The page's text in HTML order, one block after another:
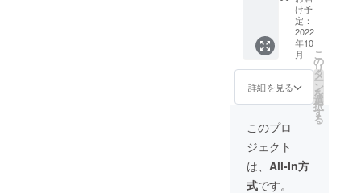
年10月
から1年
間のう
ち1ヶ月
です。
す。(割
増料金
かかる
場合も
あり) ※
有効期
限は
ら1年間
なりま
す。 ※
日程は
メール
す。 4
名限定
です。
■座学
内容：
①お客
様との
伝え
方。 ②
施術の
考え方
場所：
オンラ
マッ
サージ
90分を
受けら
れる権
利で
す。 通
常価格
19800
円のと
ころ、
11000
円で施
術が受
けられ
け予
定：
2022
年10
月
詳細を見る
こ
の
リ
タ
ー
ン
を
選
択
す
る
このプロ
ジェクト
は、 All-In方
式です。